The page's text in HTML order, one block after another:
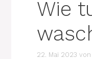
Wie
22. Mai 2023 von